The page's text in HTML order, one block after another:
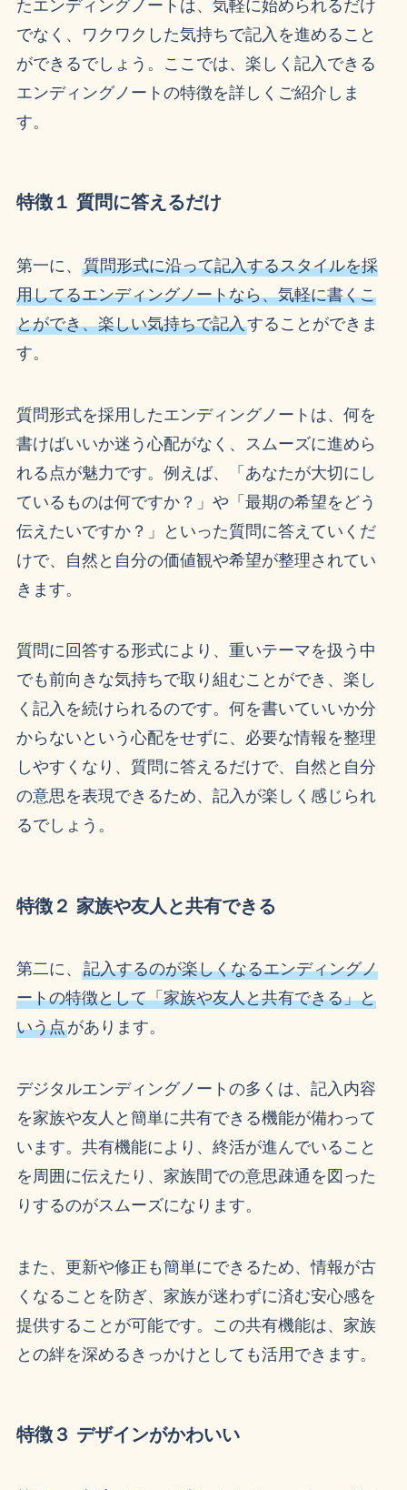
たエンディングノートは、気軽に始められるだけ
でなく、ワクワクした気持ちで記入を進めること
ができるでしょう。ここでは、楽しく記入できる
エンディングノートの特徴を詳しくご紹介しま
す。
特徴１ 質問に答えるだけ
第一に、 質問形式に沿って記入するスタイルを採
用してるエンディングノートなら、気軽に書くこ
とができ、楽しい気持ちで記入することができま
す。
質問形式を採用したエンディングノートは、何を
書けばいいか迷う心配がなく、スムーズに進めら
れる点が魅力です。例えば、「あなたが大切にし
ているものは何ですか？」や「最期の希望をどう
伝えたいですか？」といった質問に答えていくだ
けで、自然と自分の価値観や希望が整理されてい
きます。
質問に回答する形式により、重いテーマを扱う中
でも前向きな気持ちで取り組むことができ、楽し
く記入を続けられるのです。何を書いていいか分
からないという心配をせずに、必要な情報を整理
しやすくなり、質問に答えるだけで、自然と自分
の意思を表現できるため、記入が楽しく感じられ
るでしょう。
特徴２ 家族や友人と共有できる
第二に、 記入するのが楽しくなるエンディングノ
ートの特徴として「家族や友人と共有できる」と
いう点があります。
デジタルエンディングノートの多くは、記入内容
を家族や友人と簡単に共有できる機能が備わって
います。共有機能により、終活が進んでいること
を周囲に伝えたり、家族間での意思疎通を図った
りするのがスムーズになります。
また、更新や修正も簡単にできるため、情報が古
くなることを防ぎ、家族が迷わずに済む安心感を
提供することが可能です。この共有機能は、家族
との絆を深めるきっかけとしても活用できます。
特徴３ デザインがかわいい